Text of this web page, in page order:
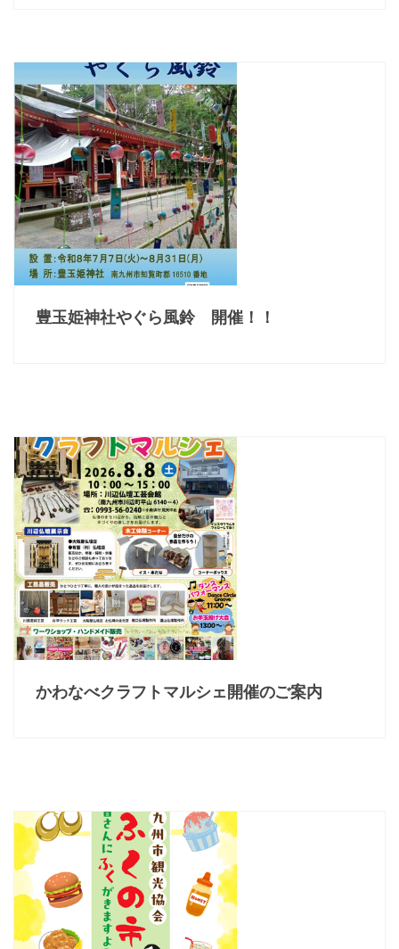
豊玉姫神社やぐら風鈴 開催！！
かわなべクラフトマルシェ開催のご案内